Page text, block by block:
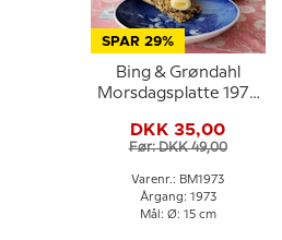
SPAR 29%
Bing & Grøndahl
Morsdagsplatte 1973
DKK 35,00
Før: DKK 49,00
Varenr.: BM1973
Årgang: 1973
Mål: Ø: 15 cm